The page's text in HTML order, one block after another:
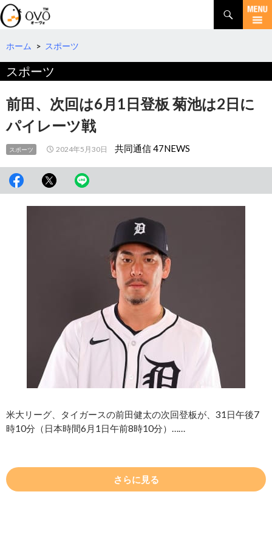
検
索
コ
テ
へ
移
ホーム > スポーツ
スポーツ
前田、次回は6月1日登板 菊池は2日に
パイレーツ戦
スポーツ 2024年5月30日 共同通信 47NEWS
米大リーグ、タイガースの前田健太の次回登板が、31日午後7
時10分（日本時間6月1日午前8時10分）……
さらに見る